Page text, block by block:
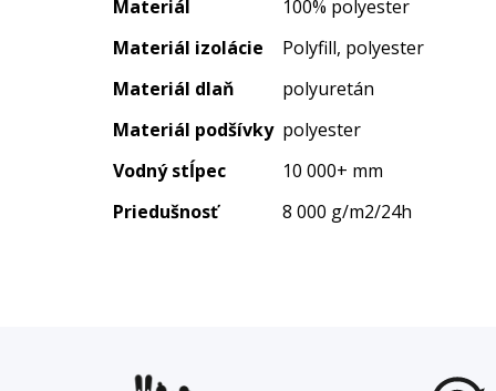
Materiál
100% polyester
Materiál izolácie
Polyfill, polyester
Materiál dlaň
polyuretán
Materiál podšívky polyester
Vodný stĺpec
10 000+ mm
Priedušnosť
8 000 g/m2/24h